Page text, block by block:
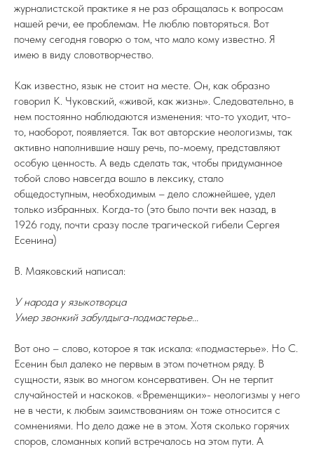
журналистской практике я не раз обращалась к вопросам
нашей речи, ее проблемам. Не люблю повторяться. Вот
почему сегодня говорю о том, что мало кому известно. Я
имею в виду словотворчество.
Как известно, язык не стоит на месте. Он, как образно
говорил К. Чуковский, «живой, как жизнь». Следовательно, в
нем постоянно наблюдаются изменения: что-то уходит, что-
то, наоборот, появляется. Так вот авторские неологизмы, так
активно наполнившие нашу речь, по-моему, представляют
особую ценность. А ведь сделать так, чтобы придуманное
тобой слово навсегда вошло в лексику, стало
общедоступным, необходимым – дело сложнейшее, удел
только избранных. Когда-то (это было почти век назад, в
1926 году, почти сразу после трагической гибели Сергея
Есенина)
В. Маяковский написал:
У народа у языкотворца
Умер звонкий забулдыга-подмастерье...
Вот оно – слово, которое я так искала: «подмастерье». Но С.
Есенин был далеко не первым в этом почетном ряду. В
сущности, язык во многом консервативен. Он не терпит
случайностей и наскоков. «Временщики»- неологизмы у него
не в чести, к любым заимствованиям он тоже относится с
сомнениями. Но дело даже не в этом. Хотя сколько горячих
споров, сломанных копий встречалось на этом пути. А